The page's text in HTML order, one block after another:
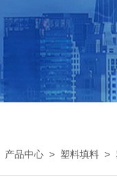
产品中心 > 塑料填料 >